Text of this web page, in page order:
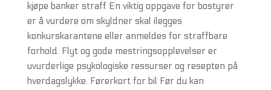
kjøpe banker straff En viktig oppgave for bostyrer
er å vurdere om skyldner skal ilegges
konkurskarantene eller anmeldes for straffbare
forhold. Flyt og gode mestringsopplevelser er
uvurderlige psykologiske ressurser og resepten på
hverdagslykke. Førerkort for bil Før du kan